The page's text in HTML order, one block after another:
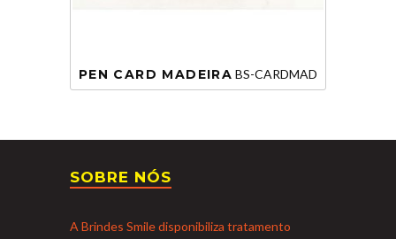
PEN CARD MADEIRA BS-CARDMAD
SOBRE NÓS
A Brindes Smile disponibiliza tratamento